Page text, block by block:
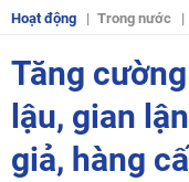
Hoạt động Trong nước
Tăng
lậu, gian
giả, hàng